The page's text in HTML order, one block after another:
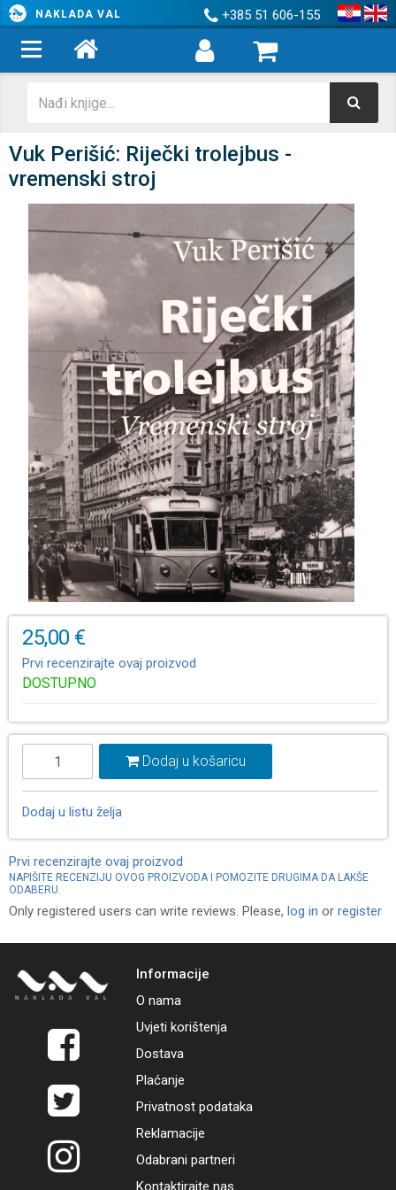
NAKLADA VAL +385 51 606-155
Vuk Perišić: Riječki trolejbus -
vremenski stroj
25,00 €
Prvi recenzirajte ovaj proizvod
DOSTUPNO
Dodaj u košaricu
Dodaj u listu želja
Prvi recenzirajte ovaj proizvod
NAPIŠITE RECENZIJU OVOG PROIZVODA I POMOZITE DRUGIMA DA LAKŠE
ODABERU.
Only registered users can write reviews. Please, log in or register
Informacije
O nama
Uvjeti korištenja
Dostava
Plaćanje
Privatnost podataka
Reklamacije
Odabrani partneri
Kontaktirajte nas